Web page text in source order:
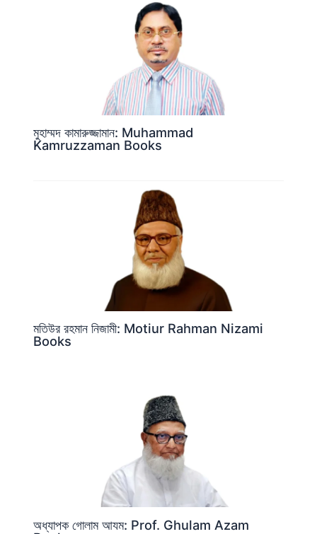
মুহাম্মদ কামারুজ্জামান: Muhammad
Kamruzzaman Books
মতিউর রহমান নিজামী: Motiur Rahman Nizami
Books
অধ্যাপক গোলাম আযম: Prof. Ghulam Azam